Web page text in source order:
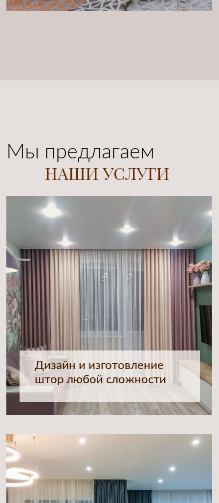
Монтаж карнизов и
солнцезащитных систем
Изготовление и монтаж
электрокарнизов